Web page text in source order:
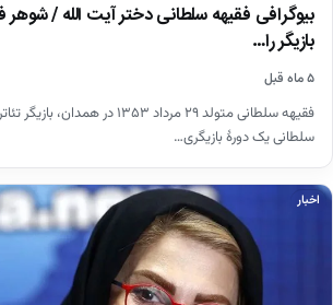
بیوگرافی فقیهه سلطانی دختر آیت الله / شوهر
بازیگر را…
۵ ماه قبل
فقیهه سلطانی متولد ۲۹ مرداد ۱۳۵۳
سلطانی یک دورهٔ بازیگری…
اخبار